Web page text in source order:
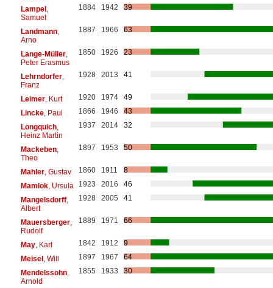
Lampel,
Samuel
1884 1942 39
Landmann,
Arno
1887 1966 63
Lange-Müller,
Peter Erasmus
1850 1926 23
Lehrndorfer,
Franz
1928 2013 41
Leimer, Kurt 1920 1974
49
Lincke, Paul 1866 1946
43
Longquich,
Heinz Martin
1937 2014 32
Mackeben,
Theo
1897 1953 50
Mahler, Gustav 1860 1911
8
Mamlok, Ursula 1923 2016
46
Mangelsdorff,
Albert
1928 2005 41
Mauersberger,
Rudolf
1889 1971 66
May, Karl 1842 1912
9
Meisel, Will 1897 1967
64
Mendelssohn,
Arnold
1855 1933 30